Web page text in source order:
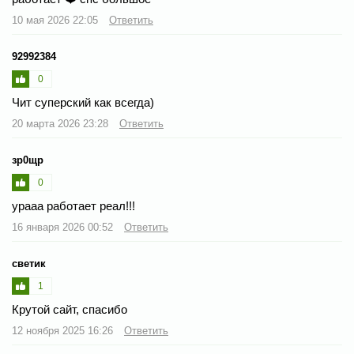
10 мая 2026 22:05 Ответить
92992384
0
Чит суперский как всегда)
20 марта 2026 23:28 Ответить
зр0щр
0
урааа работает реал!!!
16 января 2026 00:52 Ответить
светик
1
Крутой сайт, спасибо
12 ноября 2025 16:26 Ответить